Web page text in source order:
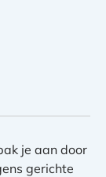
je aan door
gerichte